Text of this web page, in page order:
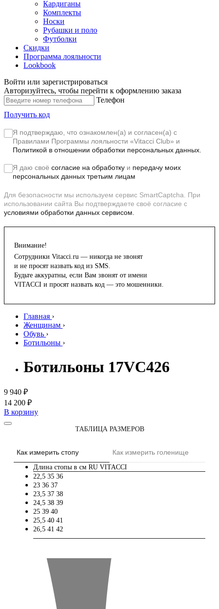
Кардиганы
Комплекты
Носки
Рубашки и поло
Футболки
Скидки
Программа лояльности
Lookbook
Войти или зарегистрироваться
Авторизуйтесь, чтобы перейти к оформлению заказа
Телефон
Получить код
Я подтверждаю, что ознакомлен(а) и согласен(а) с
Правилами Программы лояльности «Vitacci Club» и
Политикой в отношении обработки персональных данных.
Я даю своё согласие на обработку и передачу моих
персональных данных третьим лицам
Для безопасности мы используем сервис SmartCaptcha. При
использовании сайта Вы подтверждаете своё согласие с
условиями обработки данных сервисом.
Внимание!
Сотрудники Vitacci.ru — никогда не звонят
и не просят назвать код из SMS.
Будьте аккуратны, если Вам звонят от имени
VITACCI и просят назвать код — это мошенники.
Главная ›
Женщинам ›
Обувь ›
Ботильоны ›
Ботильоны 17VC426
9 940 ₽
14 200 ₽
В корзину
ТАБЛИЦА РАЗМЕРОВ
Как измерить стопу Как измерить голенище
Длина стопы в см RU VITACCI
22,5 35 36
23 36 37
23,5 37 38
24,5 38 39
25 39 40
25,5 40 41
26,5 41 42